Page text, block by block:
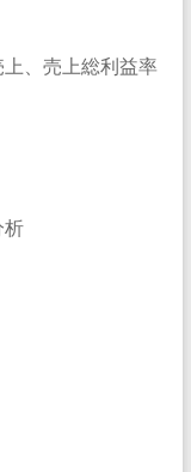
、売上総利益率
析